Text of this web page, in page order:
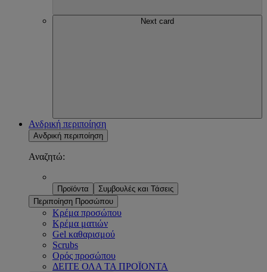
Next card
Ανδρική περιποίηση
Ανδρική περιποίηση
Αναζητώ:
Προϊόντα
Συμβουλές και Τάσεις
Περιποίηση Προσώπου
Κρέμα προσώπου
Κρέμα ματιών
Gel καθαρισμού
Scrubs
Ορός προσώπου
ΔΕΙΤΕ ΟΛΑ ΤΑ ΠΡΟΪΟΝΤΑ